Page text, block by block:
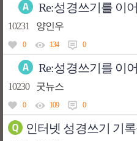
Re:성경쓰기를 이어서
10231 양인우
0 134 0
Re:성경쓰기를 이어서
10230 굿뉴스
0 109 0
인터넷 성경쓰기 기